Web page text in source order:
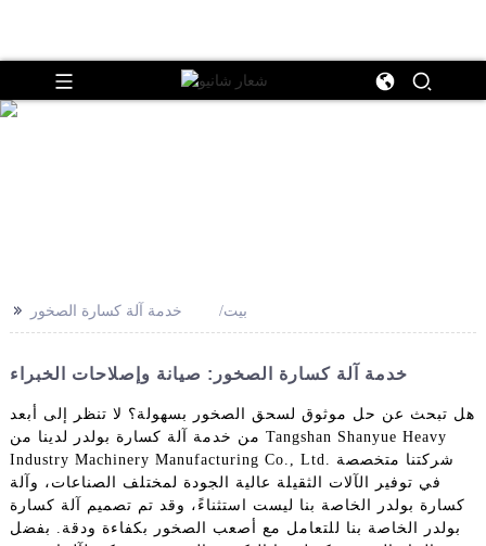
>> بيت خدمة آلة كسارة الصخور
خدمة آلة كسارة الصخور: صيانة وإصلاحات الخبراء
هل تبحث عن حل موثوق لسحق الصخور بسهولة؟ لا تنظر إلى أبعد
من خدمة آلة كسارة بولدر لدينا من Tangshan Shanyue Heavy
Industry Machinery Manufacturing Co., Ltd. شركتنا متخصصة
في توفير الآلات الثقيلة عالية الجودة لمختلف الصناعات، وآلة
كسارة بولدر الخاصة بنا ليست استثناءً، وقد تم تصميم آلة كسارة
بولدر الخاصة بنا للتعامل مع أصعب الصخور بكفاءة ودقة. بفضل